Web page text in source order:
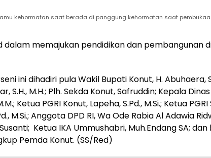
kehormatan saat berada di panggung kehormatan saat
dalam memajukan pendidikan dan pembangunan
ini dihadiri pula Wakil Bupati Konut, H. Abuhaera,
S.H., M.H.; Plh. Sekda Konut, Safruddin; Kepala
Ketua PGRI Konut, Lapeha, S.Pd., M.Si.; Ketua
M.Si.; Anggota DPD RI, Wa Ode Rabia Al Adawia
Ketua IKA Ummushabri, Muh.Endang SA;
Pemda Konut. (SS/Red)